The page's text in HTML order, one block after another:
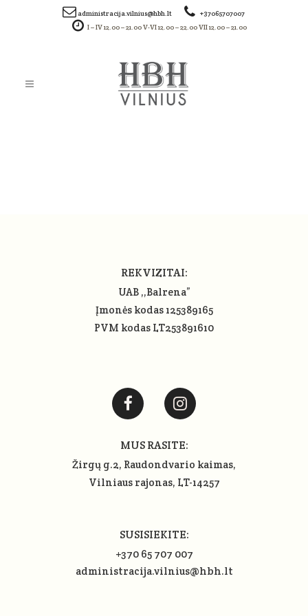
administracija.vilnius@hbh.lt
+37065707007
I – IV 12.00 – 21.00 V-VI 12.00 – 22.00 VII 12.00 – 21.00
REKVIZITAI:
UAB ,,Balrena”
Įmonės kodas 125389165
PVM kodas LT253891610
MUS RASITE:
Žirgų g.2, Raudondvario kaimas,
Vilniaus rajonas, LT-14257
SUSISIEKITE:
+370 65 707 007
administracija.vilnius@hbh.lt